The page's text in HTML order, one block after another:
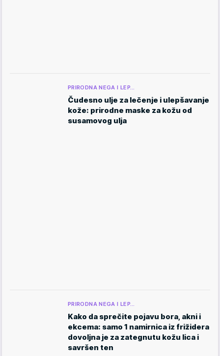
PRIRODNA NEGA I LEP…
Čudesno ulje za lečenje i ulepšavanje
kože: prirodne maske za kožu od
susamovog ulja
PRIRODNA NEGA I LEP…
Kako da sprečite pojavu bora, akni i
ekcema: samo 1 namirnica iz frižidera
dovoljna je za zategnutu kožu lica i
savršen ten